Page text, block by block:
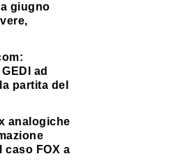
giugno
ad
partita del
analogiche
caso FOX a